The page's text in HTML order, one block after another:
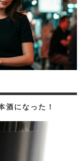
酒になった！